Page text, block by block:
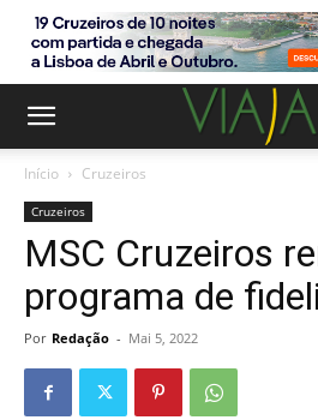
Início Cruzeiros
Cruzeiros
MSC Cruzeiros
programa de
Por Redação - Mai 5, 2022